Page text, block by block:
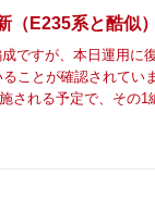
（E235系と酷似）
ですが、本日運用に
ことが確認されてい
される予定で、その1